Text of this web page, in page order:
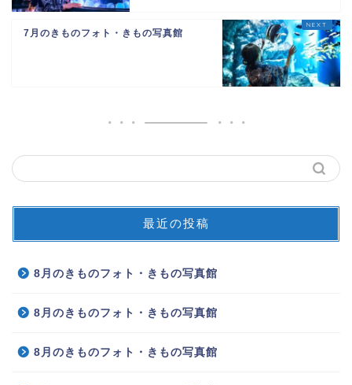
7月のきものフォト・きもの写真館
最近の投稿
8月のきものフォト・きもの写真館
8月のきものフォト・きもの写真館
8月のきものフォト・きもの写真館